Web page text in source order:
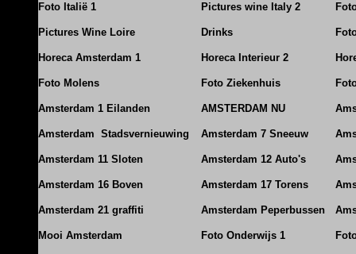
Foto Italië 1 Pictures wine Italy 2
Pictures Wine Loire Drinks
Horeca Amsterdam 1 Horeca Interieur 2
Foto Molens Foto Ziekenhuis
Amsterdam 1 Eilanden AMSTERDAM NU
Amsterdam Stadsvernieuwing Amsterdam 7 Sneeuw
Amsterdam 11 Sloten Amsterdam 12 Auto's
Amsterdam 16 Boven Amsterdam 17 Torens
Amsterdam 21 graffiti Amsterdam Peperbussen
Mooi Amsterdam Foto Onderwijs 1